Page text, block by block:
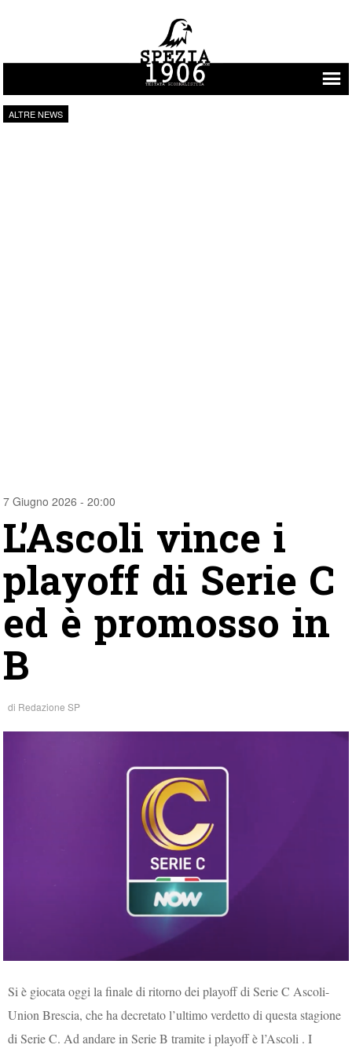
Vai al contenuto
ALTRE NEWS
7 Giugno 2026 - 20:00
L’Ascoli vince i
playoff di Serie C
ed è promosso in
B
di Redazione SP
Si è giocata oggi la finale di ritorno dei playoff di Serie C Ascoli-
Union Brescia, che ha decretato l’ultimo verdetto di questa stagione
di Serie C. Ad andare in Serie B tramite i playoff è l’Ascoli . I